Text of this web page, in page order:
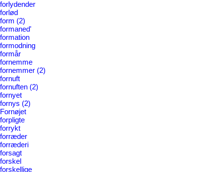
forlydender
forlød
form (2)
formaned'
formation
formodning
formår
fornemme
fornemmer (2)
fornuft
fornuften (2)
fornyet
fornys (2)
Fornøjet
forpligte
forrykt
forræder
forræderi
forsagt
forskel
forskellige